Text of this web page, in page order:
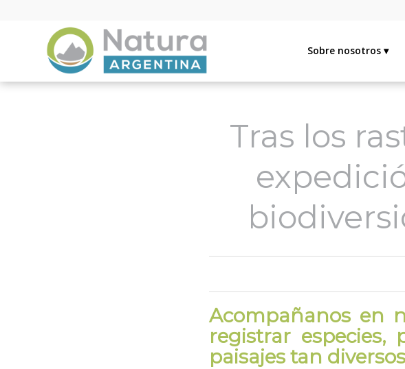
Sobre nosotros
Tras los
Acompañanos en
registrar especies,
paisajes tan